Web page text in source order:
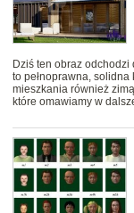
Dziś ten obraz odchodzi
to pełnoprawna,
mieszkania również
które omawiamy w